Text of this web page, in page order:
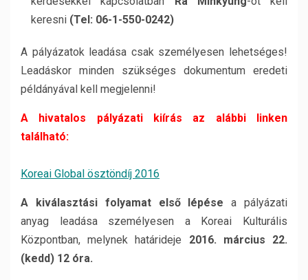
keresni (Tel: 06-1-550-0242)
A pályázatok leadása csak személyesen lehetséges!
Leadáskor minden szükséges dokumentum eredeti
példányával kell megjelenni!
A hivatalos pályázati kiírás az alábbi linken
található:
Koreai Global ösztöndíj 2016
A kiválasztási folyamat első lépése a pályázati
anyag leadása személyesen a Koreai Kulturális
Központban, melynek határideje 2016. március 22.
(kedd) 12 óra.